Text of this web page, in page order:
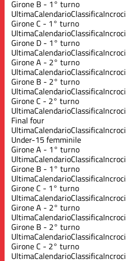
Girone B - 1° turno
UltimaCalendarioClassificaIncroci
Girone C - 1° turno
UltimaCalendarioClassificaIncroci
Girone D - 1° turno
UltimaCalendarioClassificaIncroci
Girone A - 2° turno
UltimaCalendarioClassificaIncroci
Girone B - 2° turno
UltimaCalendarioClassificaIncroci
Girone C - 2° turno
UltimaCalendarioClassificaIncroci
Final four
UltimaCalendarioClassificaIncroci
Under-15 femminile
Girone A - 1° turno
UltimaCalendarioClassificaIncroci
Girone B - 1° turno
UltimaCalendarioClassificaIncroci
Girone C - 1° turno
UltimaCalendarioClassificaIncroci
Girone A - 2° turno
UltimaCalendarioClassificaIncroci
Girone B - 2° turno
UltimaCalendarioClassificaIncroci
Girone C - 2° turno
UltimaCalendarioClassificaIncroci